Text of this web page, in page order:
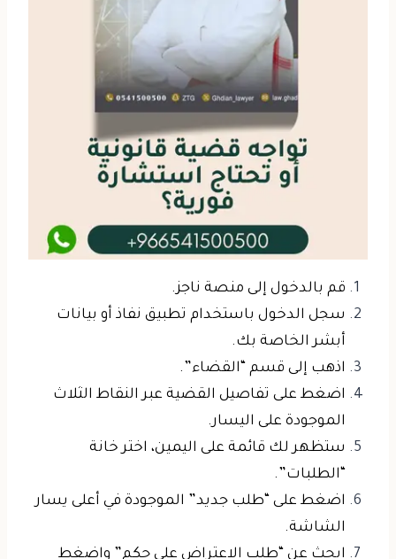
قم بالدخول إلى منصة ناجز.
سجل الدخول باستخدام تطبيق نفاذ أو بيانات
أبشر الخاصة بك.
اذهب إلى قسم “القضاء”.
اضغط على تفاصيل القضية عبر النقاط الثلاث
الموجودة على اليسار.
ستظهر لك قائمة على اليمين، اختر خانة
“الطلبات”.
اضغط على “طلب جديد” الموجودة في أعلى يسار
الشاشة.
ابحث عن “طلب الاعتراض على حكم” واضغط